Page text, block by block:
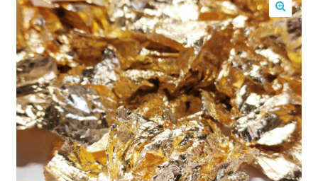
Echtheit von Bewertungen
Impressum
Kasse
Mein Konto
🔍